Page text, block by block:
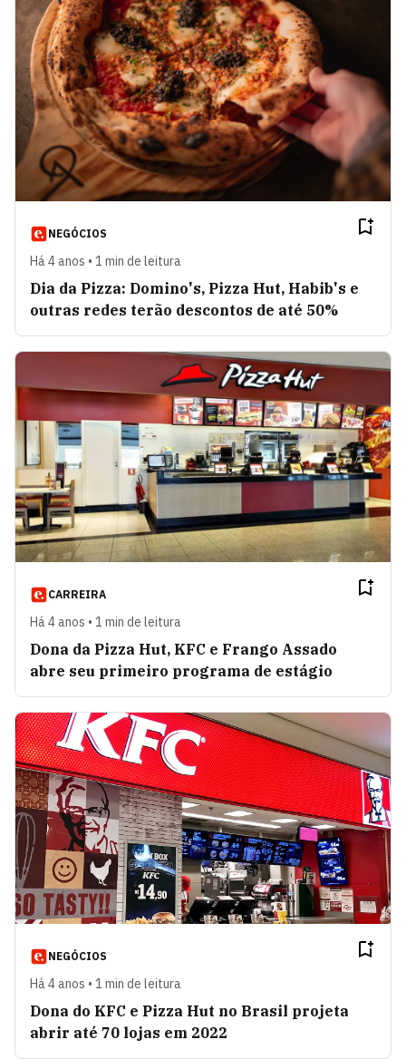
NEGÓCIOS
Há 4 anos • 1 min de leitura
Dia da Pizza: Domino's, Pizza Hut, Habib's e
outras redes terão descontos de até 50%
CARREIRA
Há 4 anos • 1 min de leitura
Dona da Pizza Hut, KFC e Frango Assado
abre seu primeiro programa de estágio
NEGÓCIOS
Há 4 anos • 1 min de leitura
Dona do KFC e Pizza Hut no Brasil projeta
abrir até 70 lojas em 2022